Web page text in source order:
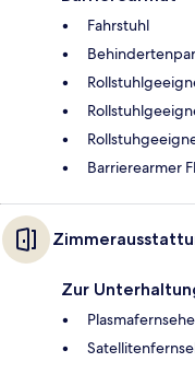
Fahrstuhl
Barrierearmer
Zur